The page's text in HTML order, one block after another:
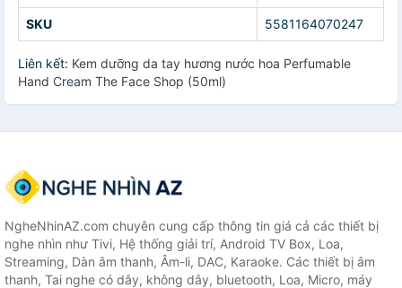
SKU 5581164070247
Liên kết: Kem dưỡng da tay hương nước hoa Perfumable
Hand Cream The Face Shop (50ml)
NgheNhinAZ.com chuyên cung cấp thông tin giá cả các thiết bị
nghe nhìn như Tivi, Hệ thống giải trí, Android TV Box, Loa,
Streaming, Dàn âm thanh, Âm-li, DAC, Karaoke. Các thiết bị âm
thanh, Tai nghe có dây, không dây, bluetooth, Loa, Micro, máy